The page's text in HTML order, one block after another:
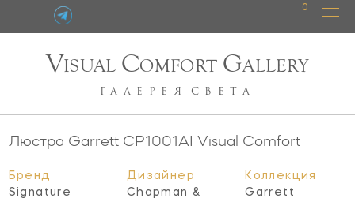
0
VISUAL COMFORT GALLERY
ГАЛЕРЕЯ СВЕТА
Люстра Garrett CP1001AI Visual Comfort
Бренд
Signature
Дизайнер
Chapman &
Коллекция
Garrett